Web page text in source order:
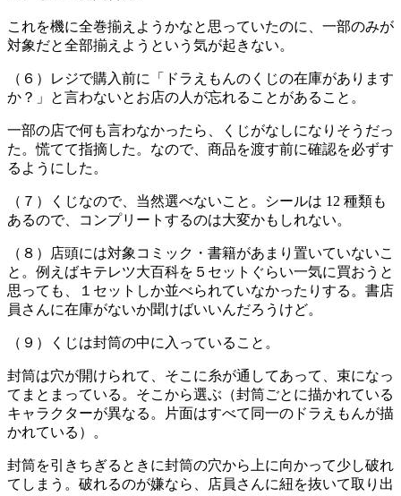
これを機に全巻揃えようかなと思っていたのに、一部のみが
対象だと全部揃えようという気が起きない。
（６）レジで購入前に「ドラえもんのくじの在庫があります
か？」と言わないとお店の人が忘れることがあること。
一部の店で何も言わなかったら、くじがなしになりそうだっ
た。慌てて指摘した。なので、商品を渡す前に確認を必ずす
るようにした。
（７）くじなので、当然選べないこと。シールは 12 種類も
あるので、コンプリートするのは大変かもしれない。
（８）店頭には対象コミック・書籍があまり置いていないこ
と。例えばキテレツ大百科を５セットぐらい一気に買おうと
思っても、１セットしか並べられていなかったりする。書店
員さんに在庫がないか聞けばいいんだろうけど。
（９）くじは封筒の中に入っていること。
封筒は穴が開けられて、そこに糸が通してあって、束になっ
てまとまっている。そこから選ぶ（封筒ごとに描かれている
キャラクターが異なる。片面はすべて同一のドラえもんが描
かれている）。
封筒を引きちぎるときに封筒の穴から上に向かって少し破れ
てしまう。破れるのが嫌なら、店員さんに紐を抜いて取り出